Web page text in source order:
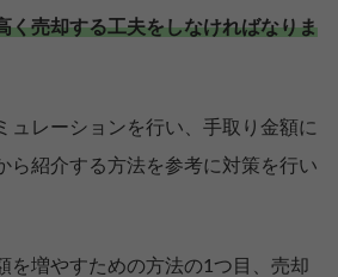
く売却する工夫をしなければなりま
ュレーションを行い、手取り金額に
ら紹介する方法を参考に対策を行い
を増やすための方法の1つ目、売却